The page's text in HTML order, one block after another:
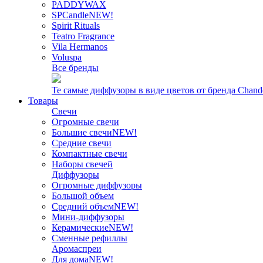
PADDYWAX
SPCandleNEW!
Spirit Rituals
Teatro Fragrance
Vila Hermanos
Voluspa
Все бренды
Те самые диффузоры в виде цветов от бренда
Товары
Свечи
Огромные свечи
Большие свечиNEW!
Средние свечи
Компактные свечи
Наборы свечей
Диффузоры
Огромные диффузоры
Большой объем
Средний объемNEW!
Мини-диффузоры
КерамическиеNEW!
Сменные рефиллы
Аромаспреи
Для домаNEW!